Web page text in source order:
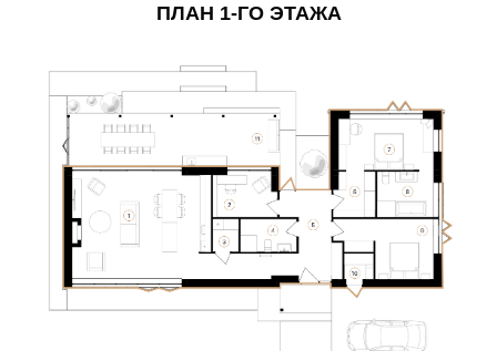
ПЛАН 1-ГО ЭТАЖА